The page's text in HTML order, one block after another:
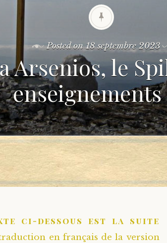
Posted on18 septembre 2023
Arsenios, le
enseignements
ci-dessous est la suite
en français de la version